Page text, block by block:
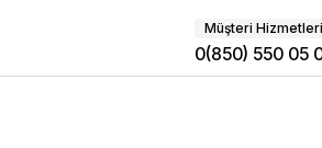
Müşteri
0(850) 550 05